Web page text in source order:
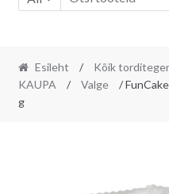
Esileht /
Kõik
KAUPA
/ Valge
/
g